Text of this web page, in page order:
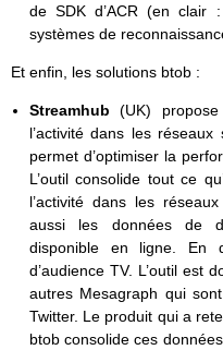
de SDK d’ACR (en clair
systèmes de
Et enfin, les solutions btob :
Streamhub (UK)
l’activité dans les
permet d’optimiser la
L’outil consolide tout ce
l’activité dans les
aussi les données de
disponible en ligne. En
d’audience TV. L’outil est
autres Mesagraph qui
Twitter. Le produit qui a
btob consolide ces